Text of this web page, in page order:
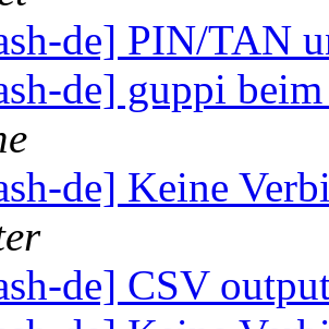
de] PIN/TAN
de] guppi
de] Keine
de] CSV